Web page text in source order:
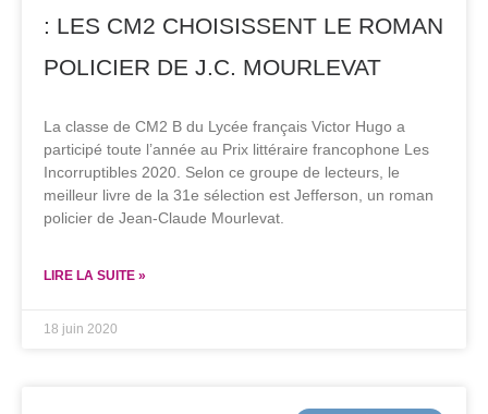
: LES CM2 CHOISISSENT LE ROMAN
POLICIER DE J.C. MOURLEVAT
La classe de CM2 B du Lycée français Victor Hugo a
participé toute l’année au Prix littéraire francophone Les
Incorruptibles 2020. Selon ce groupe de lecteurs, le
meilleur livre de la 31e sélection est Jefferson, un roman
policier de Jean-Claude Mourlevat.
LIRE LA SUITE »
18 juin 2020